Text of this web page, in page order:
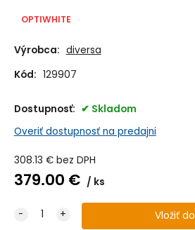
OPTIWHITE
Výrobca: diversa
Kód: 129907
Dostupnosť:
Skladom
Overiť dostupnosť na predajni
308.13 € bez DPH
379.00 € ks